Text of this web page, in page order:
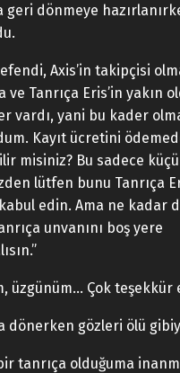
geri dönmeye
Axis’in takipçisi
ve Tanrıça Eris’in yakın
vardı, yani bu kader
Kayıt ücretini
misiniz? Bu sadece
lütfen bunu Tanrıça
edin. Ama ne kadar
unvanını boş yere
üzgünüm… Çok teşekkür
dönerken gözleri ölü
tanrıça olduğuma